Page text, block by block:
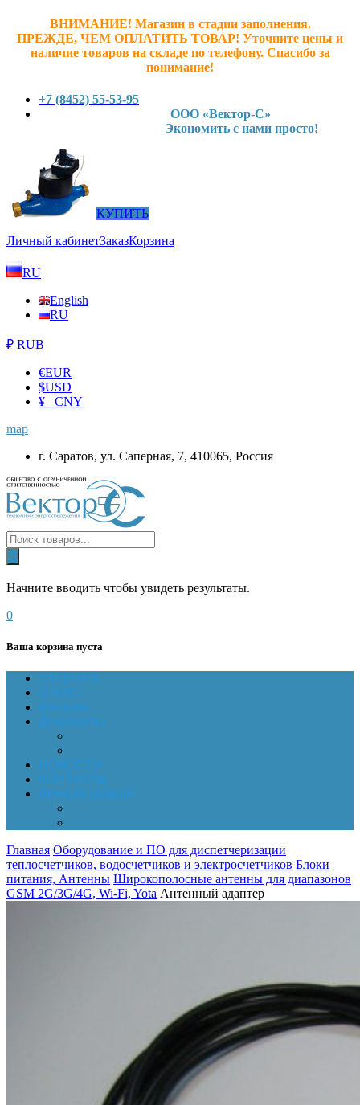
ВНИМАНИЕ! Магазин в стадии заполнения.
ПРЕЖДЕ, ЧЕМ ОПЛАТИТЬ ТОВАР! Уточните цены и
наличие товаров на складе по телефону. Спасибо за
понимание!
+7 (8452) 55-53-95
ООО «Вектор-С»
Экономить с нами просто!
КУПИТЬ
Личный кабинетЗаказКорзина
RU
English
RU
₽ RUB
€EUR
$USD
¥ CNY
map
г. Саратов, ул. Саперная, 7, 410065, Россия
Начните вводить чтобы увидеть результаты.
0
Ваша корзина пуста
ГЛАВНАЯ
О НАС
Магазин
Документы
НОВОСТИ
КОНТАКТЫ
Личный кабинет
Главная Оборудование и ПО для диспетчеризации
теплосчетчиков, водосчетчиков и электросчетчиков Блоки
питания, Антенны Широкополосные антенны для диапазонов
GSM 2G/3G/4G, Wi-Fi, Yota Антенный адаптер